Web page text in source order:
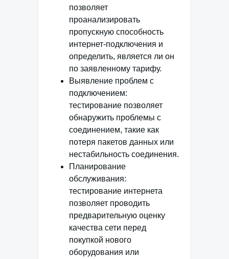
позволяет
проанализировать
пропускную способность
интернет-подключения и
определить, является ли он
по заявленному тарифу.
Выявление проблем с
подключением:
тестирование позволяет
обнаружить проблемы с
соединением, такие как
потеря пакетов данных или
нестабильность соединения.
Планирование
обслуживания:
тестирование интернета
позволяет проводить
предварительную оценку
качества сети перед
покупкой нового
оборудования или